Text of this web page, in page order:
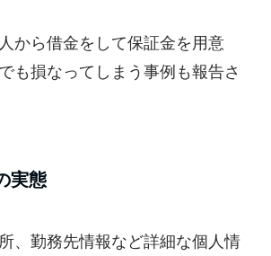
から借金をして保証金を用意
も損なってしまう事例も報告さ
実態
、勤務先情報など詳細な個人情